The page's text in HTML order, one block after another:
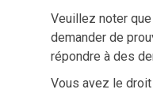
Veuillez noter
demander de
répondre à des
Vous avez le